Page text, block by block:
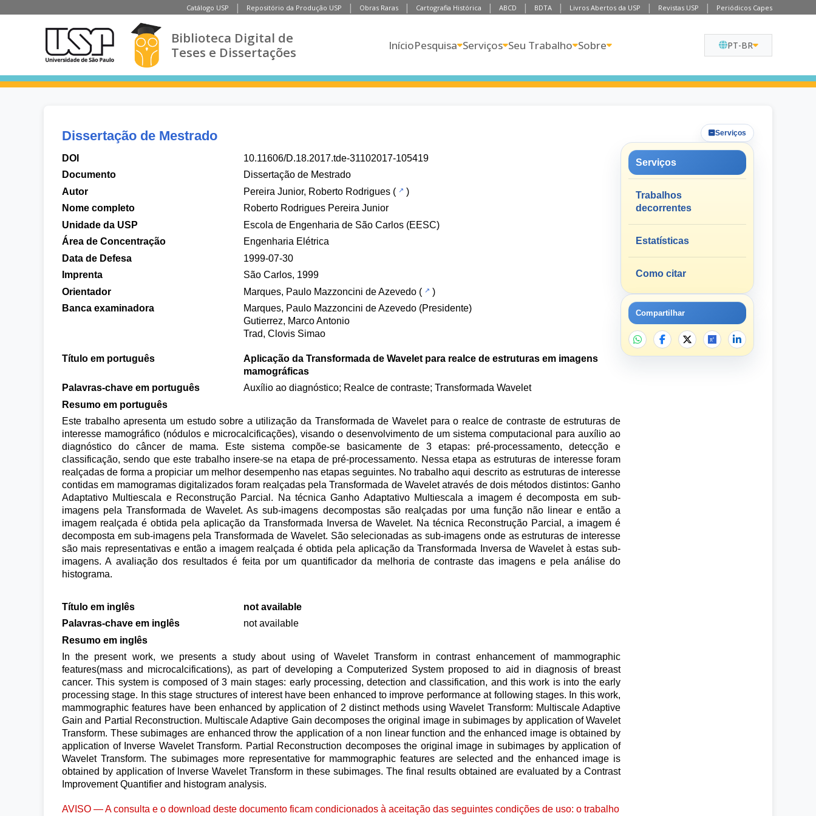
Catálogo USP Repositório da Produção USP Obras Raras Cartografia Histórica ABCD BDTA Livros Abertos da USP Revistas USP Periódicos Capes
Biblioteca Digital de
Teses e Dissertações
InícioPesquisa Serviços Seu Trabalho Sobre PT-BR
Dissertação de Mestrado
DOI
10.11606/D.18.2017.tde-31102017-105419
Documento
Dissertação de Mestrado
Autor
Pereira Junior, Roberto Rodrigues (
)
Nome completo
Roberto Rodrigues Pereira Junior
Unidade da USP
Escola de Engenharia de São Carlos (EESC)
Área de Concentração
Engenharia Elétrica
Data de Defesa
1999-07-30
Imprenta
São Carlos, 1999
Orientador
Marques, Paulo Mazzoncini de Azevedo (
)
Banca examinadora
Marques, Paulo Mazzoncini de Azevedo (Presidente)
Gutierrez, Marco Antonio
Trad, Clovis Simao
Título em português
Aplicação da Transformada de Wavelet para realce de estruturas em imagens
mamográficas
Palavras-chave em português
Auxílio ao diagnóstico; Realce de contraste; Transformada Wavelet
Resumo em português
Este trabalho apresenta um estudo sobre a utilização da Transformada de Wavelet para o realce de contraste de estruturas de
interesse mamográfico (nódulos e microcalcificações), visando o desenvolvimento de um sistema computacional para auxílio ao
diagnóstico do câncer de mama. Este sistema compõe-se basicamente de 3 etapas: pré-processamento, detecção e
classificação, sendo que este trabalho insere-se na etapa de pré-processamento. Nessa etapa as estruturas de interesse foram
realçadas de forma a propiciar um melhor desempenho nas etapas seguintes. No trabalho aqui descrito as estruturas de interesse
contidas em mamogramas digitalizados foram realçadas pela Transformada de Wavelet através de dois métodos distintos: Ganho
Adaptativo Multiescala e Reconstrução Parcial. Na técnica Ganho Adaptativo Multiescala a imagem é decomposta em sub-
imagens pela Transformada de Wavelet. As sub-imagens decompostas são realçadas por uma função não linear e então a
imagem realçada é obtida pela aplicação da Transformada Inversa de Wavelet. Na técnica Reconstrução Parcial, a imagem é
decomposta em sub-imagens pela Transformada de Wavelet. São selecionadas as sub-imagens onde as estruturas de interesse
são mais representativas e então a imagem realçada é obtida pela aplicação da Transformada Inversa de Wavelet à estas sub-
imagens. A avaliação dos resultados é feita por um quantificador da melhoria de contraste das imagens e pela análise do
histograma.
Título em inglês
not available
Palavras-chave em inglês
not available
Resumo em inglês
In the present work, we presents a study about using of Wavelet Transform in contrast enhancement of mammographic
features(mass and microcalcifications), as part of developing a Computerized System proposed to aid in diagnosis of breast
cancer. This system is composed of 3 main stages: early processing, detection and classification, and this work is into the early
processing stage. In this stage structures of interest have been enhanced to improve performance at following stages. In this work,
mammographic features have been enhanced by application of 2 distinct methods using Wavelet Transform: Multiscale Adaptive
Gain and Partial Reconstruction. Multiscale Adaptive Gain decomposes the original image in subimages by application of Wavelet
Transform. These subimages are enhanced throw the application of a non linear function and the enhanced image is obtained by
application of Inverse Wavelet Transform. Partial Reconstruction decomposes the original image in subimages by application of
Wavelet Transform. The subimages more representative for mammographic features are selected and the enhanced image is
obtained by application of lnverse Wavelet Transform in these subimages. The final results obtained are evaluated by a Contrast
Improvement Quantifier and histogram analysis.
AVISO — A consulta e o download deste documento ficam condicionados à aceitação das seguintes condições de uso: o trabalho
Serviços
Serviços
Trabalhos
decorrentes
Estatísticas
Como citar
Compartilhar